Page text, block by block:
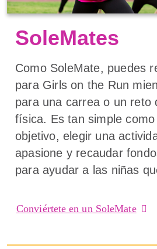
SoleMates
Como SoleMate, puedes
para Girls on the Run
para una carrea o un reto
física. Es tan simple
objetivo, elegir una
apasione y recaudar
para ayudar a las niñas
Conviértete en un SoleMate